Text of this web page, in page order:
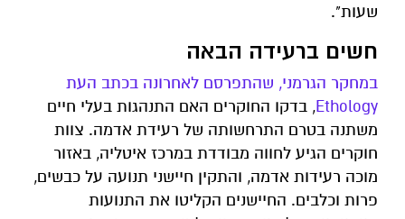
שעות".
חשים ברעידה הבאה
במחקר הגרמני, שהתפרסם לאחרונה בכתב העת
Ethology, בדקו החוקרים האם התנהגות בעלי חיים
משתנה בטרם התרחשותה של רעידת אדמה. צוות
חוקרים הגיע לחווה מבודדת במרכז איטליה, באזור
מוכה רעידות אדמה, והתקין חיישני תנועה על כבשים,
פרות וכלבים. החיישנים הקליטו את התנועות